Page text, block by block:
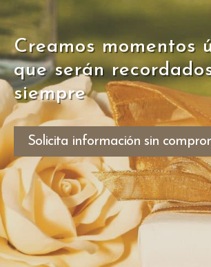
Creamos momentos
que serán
siempre
Solicita información sin